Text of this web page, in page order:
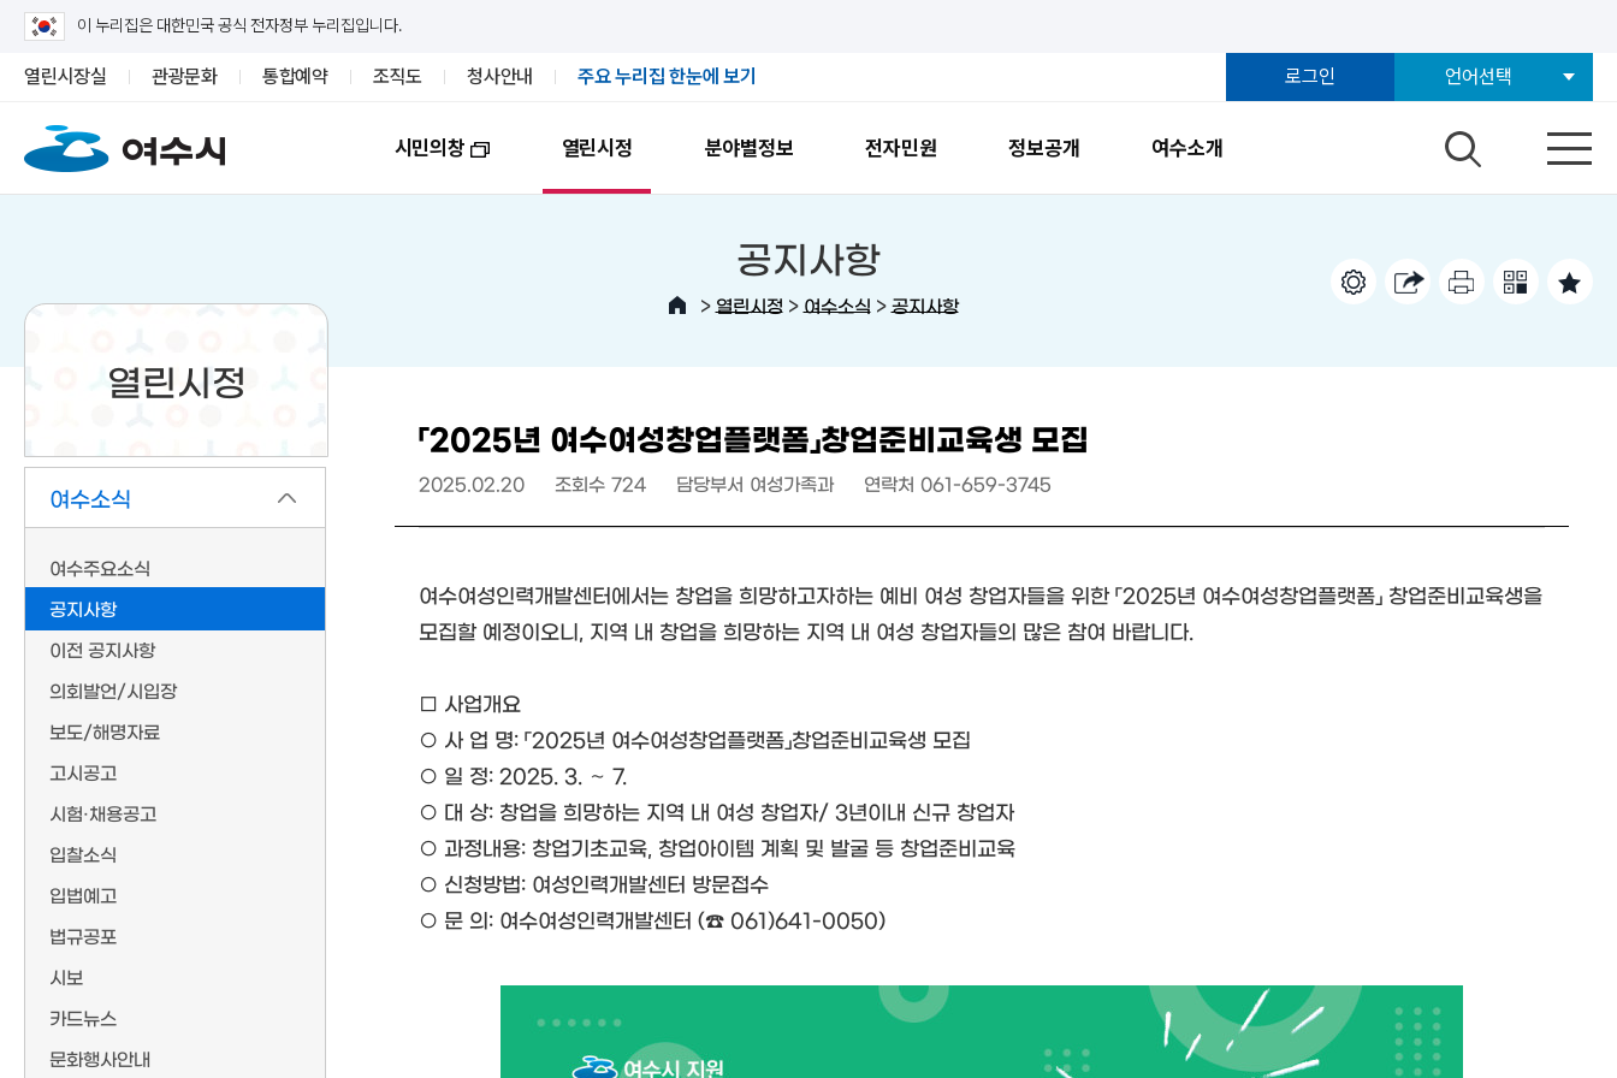
이 누리집은 대한민국 공식 전자정부 누리집입니다.
열린시장실 관광문화 통합예약 조직도 청사안내 주요 누리집 한눈에 보기 로그인 언어선택
시민의창 열린시정 분야별정보 전자민원 정보공개 여수소개
열린시정
여수소식
여수주요소식
공지사항
이전 공지사항
의회발언/시입장
보도/해명자료
고시공고
시험·채용공고
입찰소식
입법예고
법규공포
시보
카드뉴스
문화행사안내
공지사항
> 열린시정 > 여수소식 > 공지사항
「2025년 여수여성창업플랫폼」창업준비교육생 모집
2025.02.20 조회수 724 담당부서 여성가족과 연락처 061-659-3745
여수여성인력개발센터에서는 창업을 희망하고자하는 예비 여성 창업자들을 위한 「2025년 여수여성창업플랫폼」 창업준비교육생을
모집할 예정이오니, 지역 내 창업을 희망하는 지역 내 여성 창업자들의 많은 참여 바랍니다.
□ 사업개요
○ 사 업 명: 「2025년 여수여성창업플랫폼」창업준비교육생 모집
○ 일 정: 2025. 3. ∼ 7.
○ 대 상: 창업을 희망하는 지역 내 여성 창업자/ 3년이내 신규 창업자
○ 과정내용: 창업기초교육, 창업아이템 계획 및 발굴 등 창업준비교육
○ 신청방법: 여성인력개발센터 방문접수
○ 문 의: 여수여성인력개발센터 (☎ 061)641-0050)